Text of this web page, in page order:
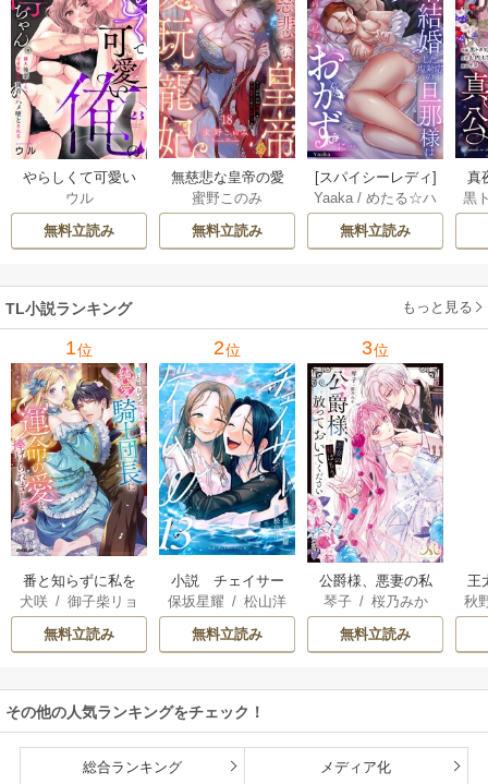
やらしくて可愛い
俺の凛ちゃん。～
隣人後輩くんのイ
キすぎた執着にハ
巻
ウル
無料立読み
無慈悲な皇帝の愛
玩寵妃―おわらぬ
快楽、閨に響くは
乱れ声― 18巻
蜜野このみ
無料立読み
[スパイシーレディ]
政略結婚した塩対
応の旦那様は毎晩
寝たふりをした私
Yaaka/めたる☆ハ
ニィ
無料立読み
真
は
黒
TL小説ランキング もっと見る
1位
番と知らずに私を
買った純愛こじら
せ騎士団長に運命
の愛を捧げられま
犬咲 /御子柴リョ
ウ
無料立読み
2位
小説 チェイサー
ゲームW
保坂星耀 /松山洋
無料立読み
3位
公爵様、悪妻の私
はもう放っておい
てください
琴子/ 桜乃みか
無料立読み
王
秋
その他の人気ランキングをチェック！
総合ランキング メディア化